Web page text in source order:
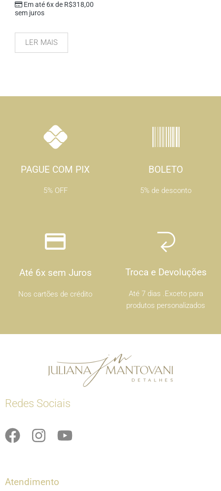
Em até 6x de R$318,00
sem juros
LER MAIS
PAGUE COM PIX
5% OFF
BOLETO
5% de desconto
Até 6x sem Juros
Nos cartões de crédito
Troca e Devoluções
Até 7 dias .Exceto para
produtos personalizados
Redes Sociais
F
e
I
t
Y
Atendimento